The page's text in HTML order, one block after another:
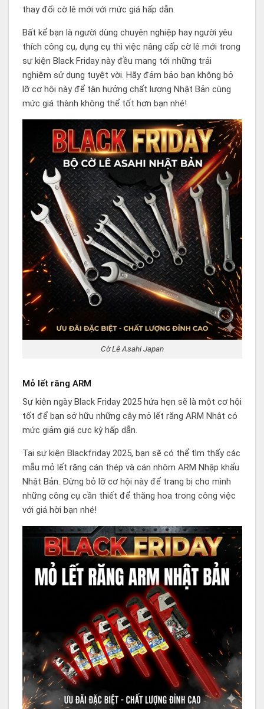
thay đổi cờ lê mới với mức giá hấp dẫn.
Bất kể bạn là người dùng chuyên nghiệp hay người yêu
thích công cụ, dụng cụ thì việc nâng cấp cờ lê mới trong
sự kiện Black Friday này đều mang tới những trải
nghiệm sử dụng tuyệt vời. Hãy đảm bảo bạn không bỏ
lỡ cơ hội này để tận hưởng chất lượng Nhật Bản cùng
mức giá thành không thể tốt hơn bạn nhé!
Cờ Lê Asahi Japan
Mỏ lết răng ARM
Sự kiện ngày Black Friday 2025 hứa hẹn sẽ là một cơ hội
tốt để bạn sở hữu những cây mỏ lết răng ARM Nhật có
mức giảm giá cực kỳ hấp dẫn.
Tại sự kiện Blackfriday 2025, bạn sẽ có thể tìm thấy các
mẫu mỏ lết răng cán thép và cán nhôm ARM Nhập khẩu
Nhật Bản. Đừng bỏ lỡ cơ hội này để trang bị cho mình
những công cụ cần thiết để thăng hoa trong công việc
với giá hời bạn nhé!